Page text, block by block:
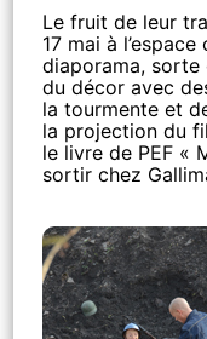
Le fruit de leur
17 mai à
diaporama, sorte
du décor avec
la tourmente et
la projection du
le livre de PEF «
sortir chez